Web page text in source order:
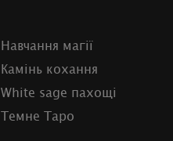
Навчання магії
Камінь кохання
White sage пахощі
Темне Таро